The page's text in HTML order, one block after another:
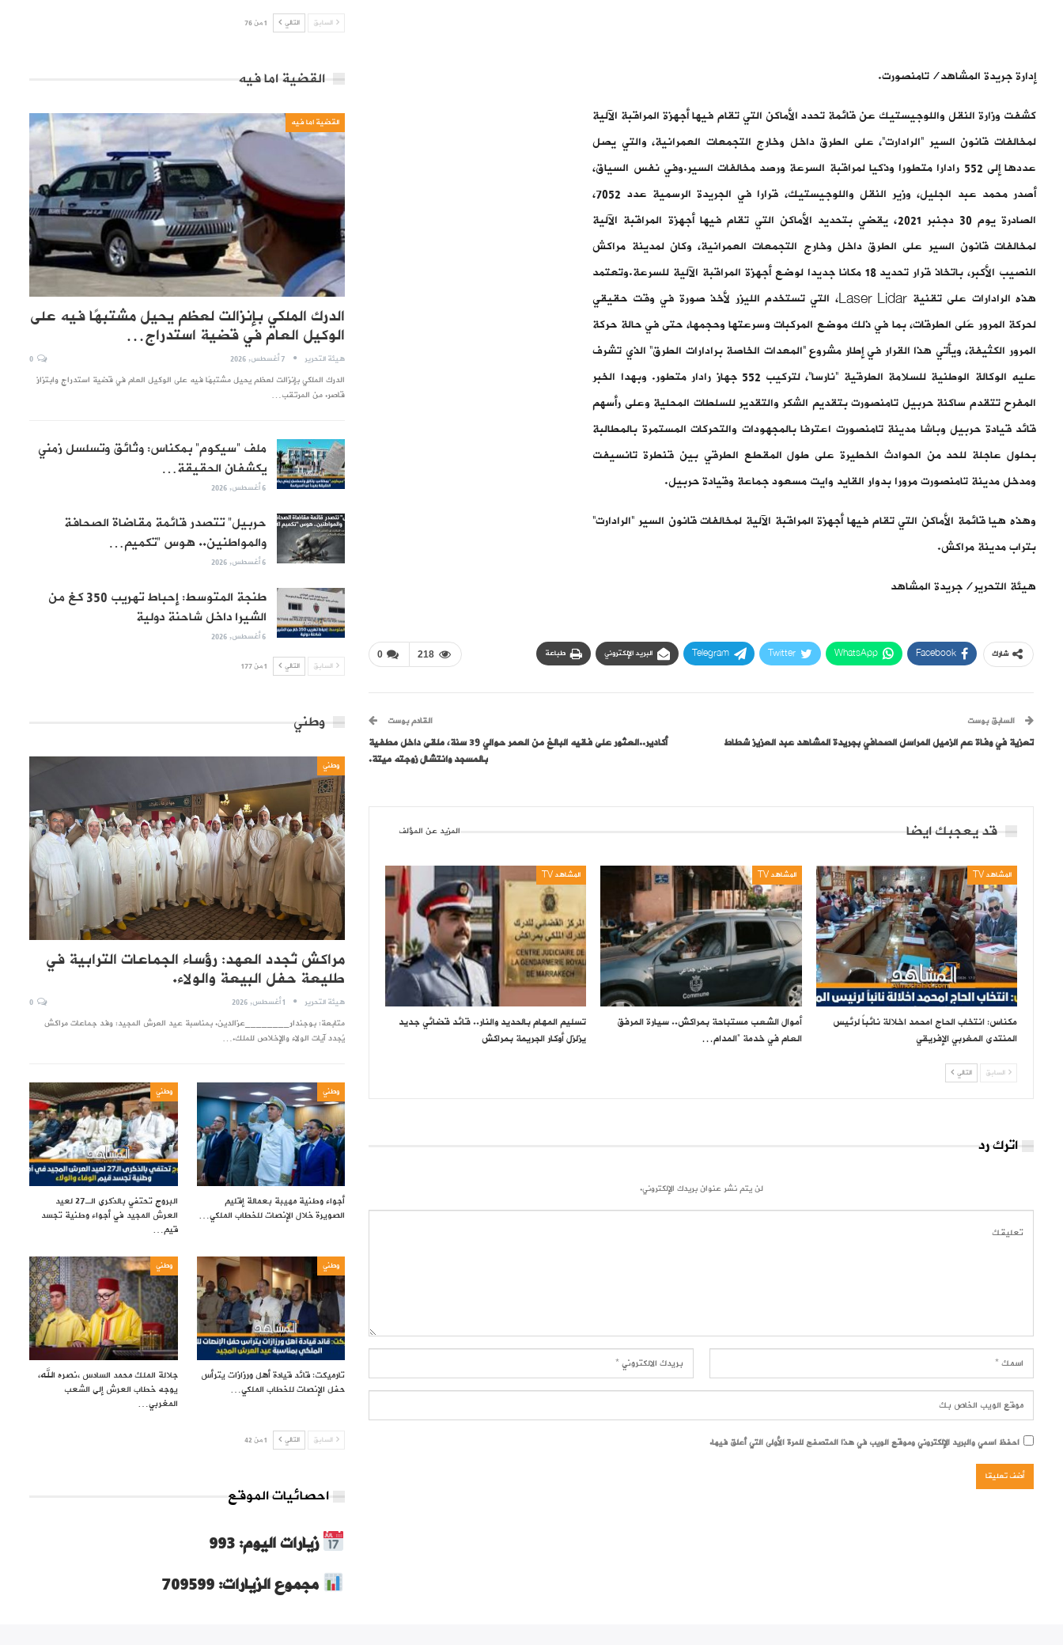
إدارة جريدة المشاهد/تامنصورت.
كشفت وزارة النقل واللوجيستيك عن قائمة تحدد الأماكن التي تقام فيها أجهزة المراقبة الآلية
لمخالفات قانون السير “الرادارت”، على الطرق داخل وخارج التجمعات العمرانية، والتي يصل
عددها إلى 552 رادارا متطورا وذكيا لمراقبة السرعة ورصد مخالفات السير.وفي نفس السياق،
أصدر محمد عبد الجليل، وزير النقل واللوجيستيك، قرارا في الجريدة الرسمية عدد 7052،
الصادرة يوم 30 دجنبر 2021، يقضي بتحديد الأماكن التي تقام فيها أجهزة المراقبة الآلية
لمخالفات قانون السير على الطرق داخل وخارج التجمعات العمرانية، وكان لمدينة مراكش
النصيب الأكبر، باتخاذ قرار تحديد 18 مكانا جديدا لوضع أجهزة المراقبة الآلية للسرعة.وتعتمد
هذه الرادارات على تقنية Laser Lidar، التي تستخدم الليزر لأخذ صورة في وقت حقيقي
لحركة المرور عَلى الطرقات، بما في ذلك موضع المركبات وسرعتها وحجمها، حتى في حالة حركة
المرور الكثيفة، ويأتي هذا القرار في إطار مشروع “المعدات الخاصة برادارات الطرق” الذي تشرف
عليه الوكالة الوطنية للسلامة الطرقية “نارسا”، لتركيب 552 جهاز رادار متطور. وبهدا الخبر
المفرح تتقدم ساكنة حربيل تامنصورت بتقديم الشكر والتقدير للسلطات المحلية وعلى رأسهم
قائد قيادة حربيل وباشا مدينة تامنصورت اعترفا بالمجهودات والتحركات المستمرة بالمطالبة
بحلول عاجلة للحد من الحوادث الخطيرة على طول المقطع الطرقي بين قنطرة تانسيفت
ومدخل مدينة تامنصورت مرورا بدوار القايد وايت مسعود جماعة وقيادة حربيل.
وهذه هيا قائمة الأماكن التي تقام فيها أجهزة المراقبة الآلية لمخالفات قانون السير “الرادارت”
بتراب مدينة مراكش.
هيئة التحرير/جريدة المشاهد
0 218 شارك Facebook
WhatsApp
Twitter
Telegram البريد الإلكتروني طباعة
السابق بوست
تعزية في وفاة عم الزميل المراسل الصحافي بجريدة المشاهد عبد العزيز شطاط
القادم بوست
أكادير..العثور على فقيه البالغ من العمر حوالي 39 سنة، ملقى داخل مطفية
بالمسجد وانتشال زوجته ميتة.
قد يعجبك ايضا المزيد عن المؤلف
المشاهد TV
مكناس: انتخاب الحاج امحمد اخلالة نائباً لرئيس
المنتدى المغربي الإفريقي
المشاهد TV
أموال الشعب مستباحة بمراكش.. سيارة المرفق
العام في خدمة “المدام…
المشاهد TV
تسليم المهام بالحديد والنار.. قائد قضائي جديد
يزلزل أوكار الجريمة بمراكش
السابق التالي
اترك رد
لن يتم نشر عنوان بريدك الإلكتروني.
احفظ اسمي والبريد الإلكتروني وموقع الويب في هذا المتصفح للمرة الأولى التي أعلق فيها.
السابق التالي 1 من 76
القضية اما فيه
القضية اما فيه
الدرك الملكي بإنزالت لعظم يحيل مشتبهًا فيه على
الوكيل العام في قضية استدراج…
هيئة التحرير 7 أغسطس, 2026
الدرك الملكي بإنزالت لعظم يحيل مشتبهًا فيه على الوكيل العام في قضية استدراج وابتزاز
قاصر. من المرتقب…
ملف “سيكوم” بمكناس: وثائق وتسلسل زمني
يكشفان الحقيقة…
6 أغسطس, 2026
حربيل” تتصدر قائمة مقاضاة الصحافة
والمواطنين.. هوس “تكميم…
6 أغسطس, 2026
طنجة المتوسط: إحباط تهريب 350 كغ من
الشيرا داخل شاحنة دولية
6 أغسطس, 2026
السابق التالي 1 من 177
وطني
وطني
مراكش تُجدد العهد: رؤساء الجماعات الترابية في
طليعة حفل البيعة والولاء.
هيئة التحرير 1 أغسطس, 2026
متابعة: بوجندار________عزالدين. بمناسبة عيد العرش المجيد: وفد جماعات مراكش
يُجدد آيات الولاء والإخلاص للملك.…
وطني
أجواء وطنية مهيبة بعمالة إقليم
الصويرة خلال الإنصات للخطاب الملكي…
وطني
البروج تحتفي بالذكرى الـ27 لعيد
العرش المجيد في أجواء وطنية تجسد
قيم…
وطني
تارميكت: قائد قيادة أهل ورزازات يترأس
حفل الإنصات للخطاب الملكي…
وطني
جلالة الملك محمد السادس ،نصره الله،
يوجه خطاب العرش إلى الشعب
المغربي…
السابق التالي 1 من 42
احصائيات الموقع
زيارات اليوم: 993
مجموع الزيارات: 709599